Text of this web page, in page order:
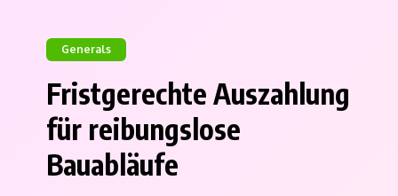
Generals
Fristgerechte Auszahlung
für reibungslose
Bauabläufe